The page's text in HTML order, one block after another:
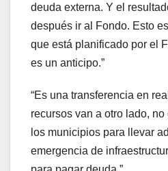
deuda externa. Y el
después ir al Fondo. Esto
que está planificado por el
es un anticipo.”
“Es una transferencia en
recursos van a otro lado,
los municipios para llevar
emergencia de